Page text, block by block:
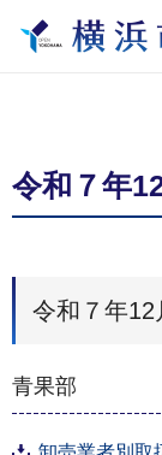
令和７年
令和７年12
青果部